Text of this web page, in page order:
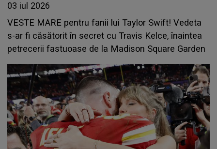
03 iul 2026
VESTE MARE pentru fanii lui Taylor Swift! Vedeta
s-ar fi căsătorit în secret cu Travis Kelce, înaintea
petrecerii fastuoase de la Madison Square Garden